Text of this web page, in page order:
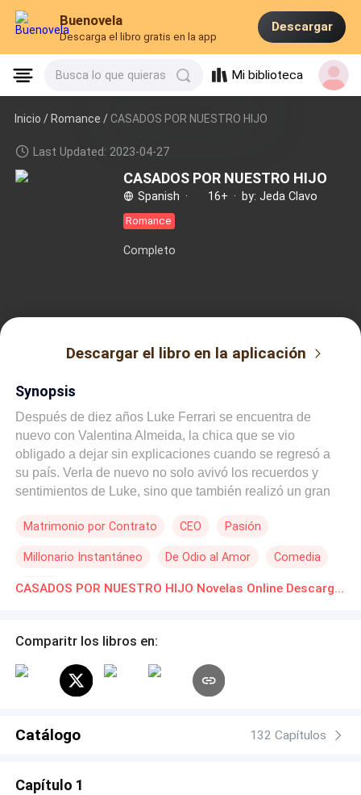
Buenovela
Descarga el libro gratis en la app
Descargar
Busca lo que quieras Mi biblioteca
Inicio /Romance / CASADOS POR NUESTRO HIJO
Last Updated: 2023-04-27
CASADOS POR NUESTRO HIJO
Spanish · 16+ · by: Jeda Clavo
Romance
Completo
Descargar el libro en la aplicación
Synopsis
Después de diez años Luke Ferrari se encuentra de
nuevo con Valentina Almeida, la chica que se vio
obligado a dejar sin explicaciones cuando se regresó a
su país. Verla de nuevo no solo avivó los recuerdos y
sentimientos de Luke, sino que también realizó un gran
no estaba dispuesto a renunciar a él, aunque tuviera que
esperaba volver a verlo y menos cuando la dejó sin darle
ninguna explicación y mintiéndole sobre su verdadera
terminar casándose con ese mentiroso.
Matrimonio por Contrato CEO Pasión
Millonario Instantáneo De Odio al Amor Comedia
Drama CASADOS POR NUESTRO HIJO Novelas Online Descarga gratuita de PDF
Comparitr los libros en:
Catálogo 132 Capítulos
Capítulo 1